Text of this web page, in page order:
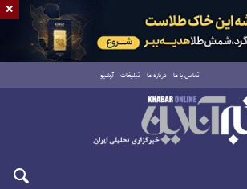
تماس با ما درباره ما تبلیغات آرشیو
یکشنبه ۱۸ مرداد ۱۴۰۵
×